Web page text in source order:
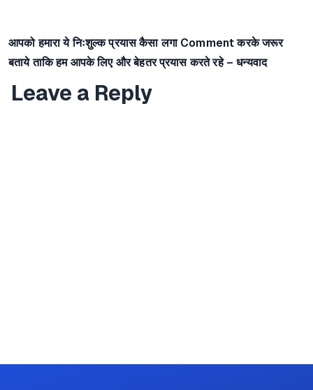
आपको हमारा ये निःशुल्क प्रयास कैसा लगा Comment करके जरूर
बताये ताकि हम आपके लिए और बेहतर प्रयास करते रहे – धन्यवाद
Leave a Reply